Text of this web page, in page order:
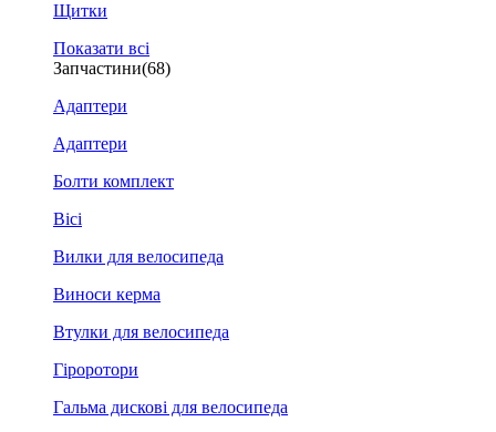
Щитки
Показати всі
Запчастини(68)
Адаптери
Адаптери
Болти комплект
Вісі
Вилки для велосипеда
Виноси керма
Втулки для велосипеда
Гіроротори
Гальма дискові для велосипеда